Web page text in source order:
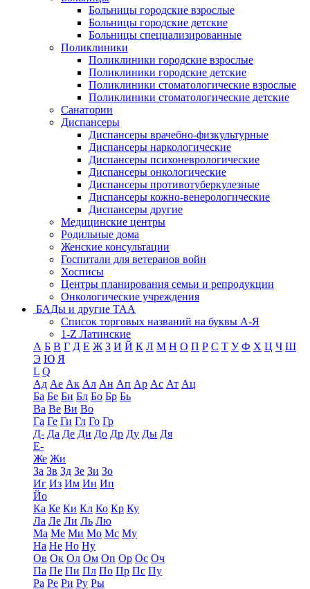
Больницы городские взрослые
Больницы городские детские
Больницы специализированные
Поликлиники
Поликлиники городские взрослые
Поликлиники городские детские
Поликлиники стоматологические взрослые
Поликлиники стоматологические детские
Санатории
Диспансеры
Диспансеры врачебно-физкультурные
Диспансеры наркологические
Диспансеры психоневрологические
Диспансеры онкологические
Диспансеры противотуберкулезные
Диспансеры кожно-венерологические
Диспансеры другие
Медицинские центры
Родильные дома
Женские консультации
Госпитали для ветеранов войн
Хосписы
Центры планирования семьи и репродукции
Онкологические учреждения
БАДы и другие ТАА
Список торговых названий на буквы А-Я
1-Z Латинские
А Б В Г Д Е Ж З И Й К Л М Н О П Р С Т У Ф Х Ц Ч Ш
Э Ю Я
L Q
Ад Ае Ак Ал Ан Ап Ар Ас Ат Ац
Ба Бе Би Бл Бо Бр Бь
Ва Ве Ви Во
Га Ге Ги Гл Го Гр
Д- Да Де Ди До Др Ду Ды Дя
Е-
Же Жи
За Зв Зд Зе Зи Зо
Иг Из Им Ин Ип
Йо
Ка Ке Ки Кл Ко Кр Ку
Ла Ле Ли Ль Лю
Ма Ме Ми Мо Мс Му
На Не Но Ну
Ов Ок Ол Ом Оп Ор Ос Оч
Па Пе Пи Пл По Пр Пс Пу
Ра Ре Ри Ру Ры